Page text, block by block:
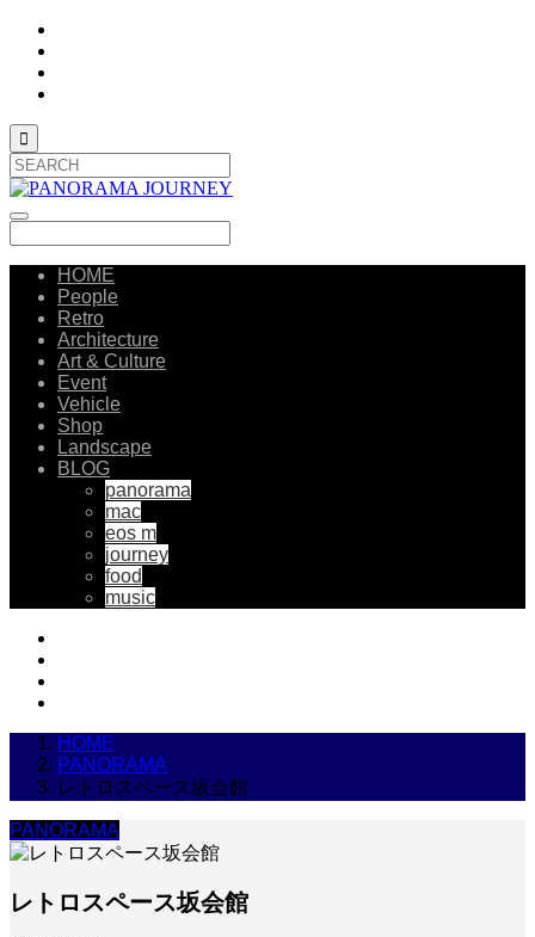

HOME
People
Retro
Architecture
Art & Culture
Event
Vehicle
Shop
Landscape
BLOG
panorama
mac
eos m
journey
food
music
HOME
PANORAMA
レトロスペース坂会館
PANORAMA
レトロスペース坂会館